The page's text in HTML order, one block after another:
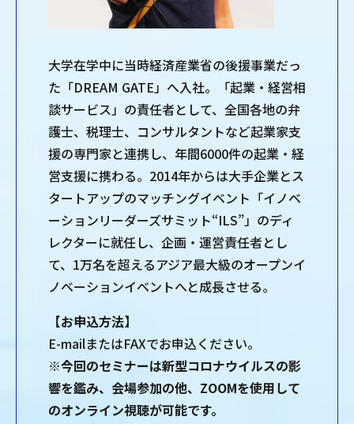
大学在学中に当時経済産業省の後援事業だっ
た「DREAM GATE」へ入社。「起業・経営相
談サービス」の責任者として、全国各地の弁
護士、税理士、コンサルタントなど起業家支
援の専門家と連携し、年間6000件の起業・経
営支援に携わる。2014年からは大手企業とス
タートアップのマッチングイベント「イノベ
ーションリーダーズサミット“ILS”」のディ
レクターに就任し、企画・運営責任者とし
て、1万名を超えるアジア最大級のオープンイ
ノベーションイベントへと成長させる。
【お申込方法】
E-mailまたはFAXでお申込ください。
※今回のセミナーは新型コロナウイルスの影
響を鑑み、会場参加の他、ZOOMを使用して
のオンライン視聴が可能です。